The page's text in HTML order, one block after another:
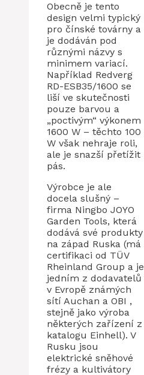
Obecně je tento
design velmi typický
pro čínské továrny a
je dodáván pod
různými názvy s
minimem variací.
Například Redverg
RD-ESB35/1600 se
liší ve skutečnosti
pouze barvou a
„poctivým“ výkonem
1600 W – těchto 100
W však nehraje roli,
ale je snazší přetížit
pás.
Výrobce je ale
docela slušný –
firma Ningbo JOYO
Garden Tools, která
dodává své produkty
na západ Ruska (má
certifikaci od TÜV
Rheinland Group a je
jedním z dodavatelů
v Evropě známých
sítí Auchan a OBI ,
stejně jako výroba
některých zařízení z
katalogu Einhell). V
Rusku jsou
elektrické sněhové
frézy a kultivátory